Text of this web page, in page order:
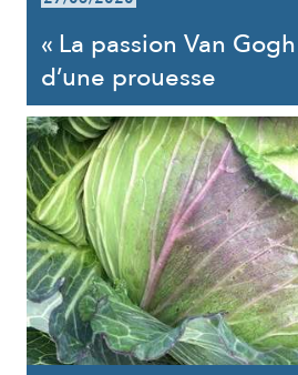
« La passion Van
d’une prouesse